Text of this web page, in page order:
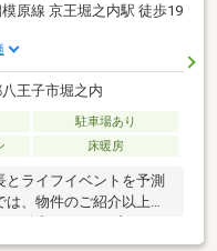
原線 京王堀之内駅 徒歩19
王子市堀之内
駐車場あり
床暖房
とライフイベントを予測
、物件のご紹介以上に
見据えた最適な予算をご